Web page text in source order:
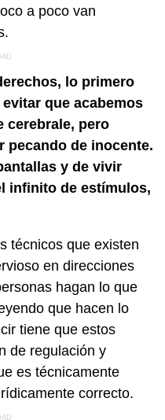
a poco van
lo primero
que acabemos
cerebrale, pero
pecando de inocente.
y de vivir
infinito de estímulos,
técnicos que existen
en direcciones
hagan lo que
que hacen lo
tiene que estos
de regulación y
es técnicamente
correcto.